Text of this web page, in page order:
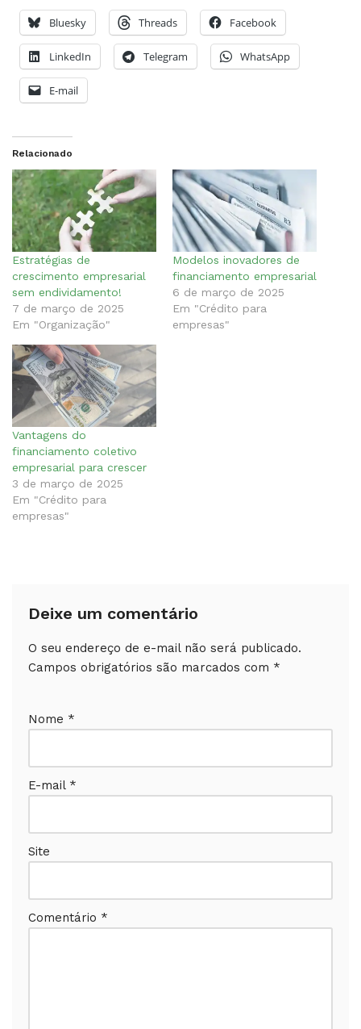
Bluesky Threads Facebook
LinkedIn Telegram WhatsApp
E-mail
Relacionado
Estratégias de
crescimento empresarial
sem endividamento!
7 de março de 2025
Em "Organização"
Modelos inovadores de
financiamento empresarial
6 de março de 2025
Em "Crédito para
empresas"
Vantagens do
financiamento coletivo
empresarial para crescer
3 de março de 2025
Em "Crédito para
empresas"
Deixe um comentário
O seu endereço de e-mail não será publicado.
Campos obrigatórios são marcados com *
Nome *
E-mail *
Site
Comentário *